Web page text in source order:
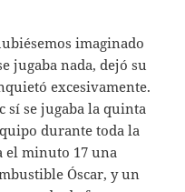
imaginado
jugaba nada, dejó su
excesivamente.
sí se jugaba la quinta
durante toda la
el minuto 17 una
Óscar, y un